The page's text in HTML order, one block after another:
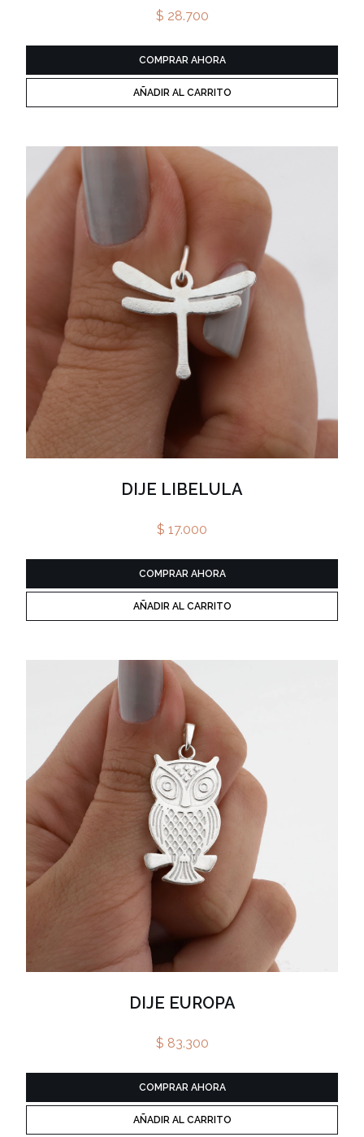
$ 28.700
COMPRAR AHORA
AÑADIR AL CARRITO
DIJE LIBELULA
$ 17.000
COMPRAR AHORA
AÑADIR AL CARRITO
DIJE EUROPA
$ 83.300
COMPRAR AHORA
AÑADIR AL CARRITO